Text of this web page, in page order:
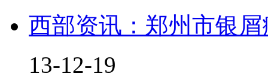
西部资讯：郑州市银
13-12-19